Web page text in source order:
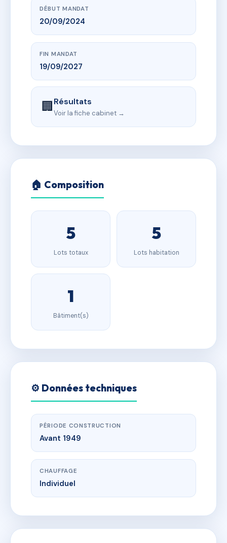
DÉBUT MANDAT
20/09/2024
FIN MANDAT
19/09/2027
🏢Résultats
Voir la fiche cabinet →
🏠 Composition
5
Lots totaux
5
Lots habitation
1
Bâtiment(s)
⚙️ Données techniques
PÉRIODE CONSTRUCTION
Avant 1949
CHAUFFAGE
Individuel